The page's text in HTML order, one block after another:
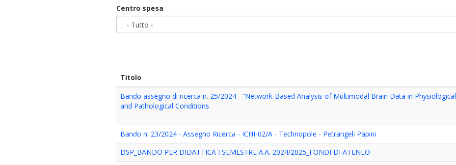
Centro spesa
- Tutto -
Titolo
Bando assegno di ricerca n. 25/2024 - “Network-Based Analysis of Multimodal Brain Data in Physiological
and Pathological Conditions
Bando n. 23/2024 - Assegno Ricerca - ICHI-02/A - Technopole - Petrangeli Papini
DSP_BANDO PER DIDATTICA I SEMESTRE A.A. 2024/2025_FONDI DI ATENEO